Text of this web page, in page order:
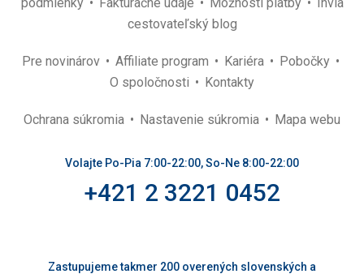
cestovateľský blog
Pre novinárov Affiliate program Kariéra
Pobočky
O spoločnosti
Kontakty
Ochrana súkromia Nastavenie súkromia Mapa webu
Volajte Po-Pia 7:00-22:00, So-Ne 8:00-22:00
+421 2 3221 0452
Zastupujeme takmer 200 overených slovenských a